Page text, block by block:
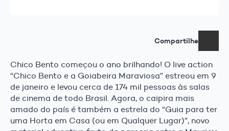
Compartilhe
Chico Bento começou o ano brilhando! O live action
“Chico Bento e a Goiabeira Maraviosa” estreou em 9
de janeiro e levou cerca de 174 mil pessoas às salas
de cinema de todo Brasil. Agora, o caipira mais
amado do país é também a estrela do “Guia para ter
uma Horta em Casa (ou em Qualquer Lugar)”, novo